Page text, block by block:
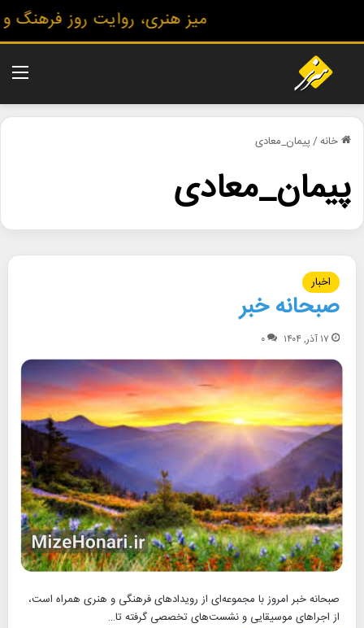
میز هنری، روایت روز فرهنگ و
خانه/پیمان_معادی
پیمان_معادی
اخبار
صبحانه خبر
۱۷ آذر, ۱۴۰۴ ۰
صبحانه خبر امروز با مجموعه‌ای از رویدادهای فرهنگی و هنری همراه است،
از اجراهای موسیقایی و نشست‌های تخصصی گرفته تا…